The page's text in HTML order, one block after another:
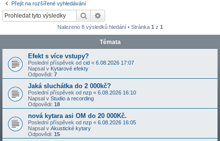
Přejít na rozšířené vyhledávání
Hledat
Nalezeno 8 výsledků hledání • Stránka 1 z 1
Témata
Efekt s více vstupy?
Poslední příspěvek od cid « 6.08.2026 17:07
Napsal v Kytarové efekty
Odpovědi: 7
Jaká sluchátka do 2 000kč?
Poslední příspěvek od nzp « 6.08.2026 16:10
Napsal v Studio a recording
Odpovědi: 18
nová kytara asi OM do 20 000Kč.
Poslední příspěvek od nzp « 6.08.2026 16:05
Napsal v Akustické kytary
Odpovědi: 15